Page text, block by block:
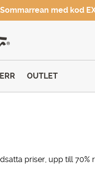
med kod
OUTLET
priser, upp till 70%